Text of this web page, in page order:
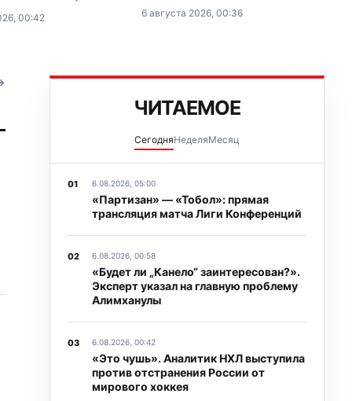
WBO Жанибека
в…
00:42
Международной федерации хоккея
6 августа 2026, 00:36
ЧИТАЕМОЕ
СегодняНеделяМесяц
6.08.2026, 05:00
«Партизан» — «Тобол»: прямая
трансляция матча Лиги Конференций
6.08.2026, 00:58
«Будет ли „Канело“ заинтересован?».
Эксперт указал на главную проблему
Алимханулы
6.08.2026, 00:42
«Это чушь». Аналитик НХЛ выступила
против отстранения России от
мирового хоккея